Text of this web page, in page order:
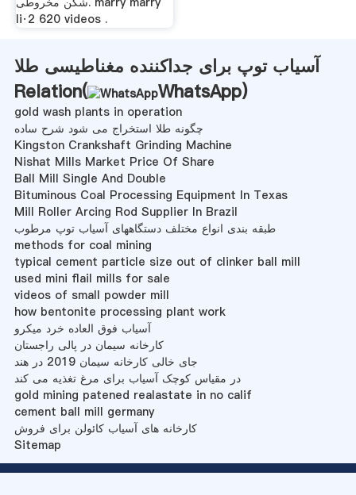
li·2 620 videos .
آسیاب توپ برای جداکننده مغناطیسی طلا
Relation(
WhatsApp)
gold wash plants in operation
چگونه طلا استخراج می شود شرح ساده
Kingston Crankshaft Grinding Machine
Nishat Mills Market Price Of Share
Ball Mill Single And Double
Bituminous Coal Processing Equipment In Texas
Mill Roller Arcing Rod Supplier In Brazil
طبقه بندی انواع مختلف دستگاههای آسیاب توپ مرطوب
methods for coal mining
typical cement particle size out of clinker ball mill
used mini flail mills for sale
videos of small powder mill
how bentonite processing plant work
آسیاب فوق العاده خرد میکرو
کارخانه سیمان در پالی راجستان
جای خالی کارخانه سیمان 2019 در هند
در مقیاس کوچک آسیاب برای مرغ تغذیه می کند
gold mining patened realastate in no calif
cement ball mill germany
کارخانه های آسیاب کائولن برای فروش
Sitemap